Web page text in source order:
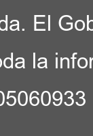
El
la